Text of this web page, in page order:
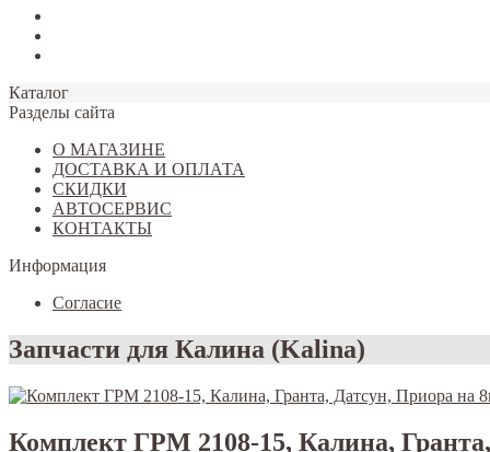
Каталог
Разделы сайта
О МАГАЗИНЕ
ДОСТАВКА И ОПЛАТА
СКИДКИ
АВТОСЕРВИС
КОНТАКТЫ
Информация
Согласие
Запчасти для Калина (Kalina)
Комплект ГРМ 2108-15, Калина,